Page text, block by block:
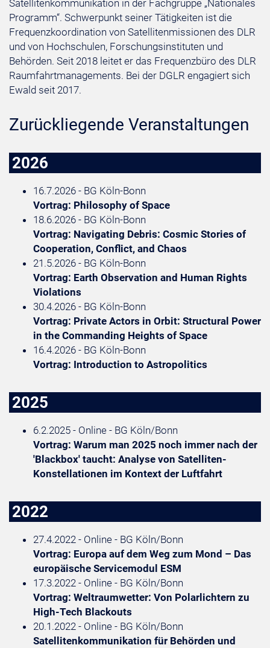
Satellitenkommunikation in der Fachgruppe „Nationales
Programm“. Schwerpunkt seiner Tätigkeiten ist die
Frequenzkoordination von Satellitenmissionen des DLR
und von Hochschulen, Forschungsinstituten und
Behörden. Seit 2018 leitet er das Frequenzbüro des DLR
Raumfahrtmanagements. Bei der DGLR engagiert sich
Ewald seit 2017.
Zurückliegende Veranstaltungen
2026
16.7.2026 - BG Köln-Bonn
Vortrag: Philosophy of Space
18.6.2026 - BG Köln-Bonn
Vortrag: Navigating Debris: Cosmic Stories of
Cooperation, Conflict, and Chaos
21.5.2026 - BG Köln-Bonn
Vortrag: Earth Observation and Human Rights
Violations
30.4.2026 - BG Köln-Bonn
Vortrag: Private Actors in Orbit: Structural Power
in the Commanding Heights of Space
16.4.2026 - BG Köln-Bonn
Vortrag: Introduction to Astropolitics
2025
6.2.2025 - Online - BG Köln/Bonn
Vortrag: Warum man 2025 noch immer nach der
'Blackbox' taucht: Analyse von Satelliten-
Konstellationen im Kontext der Luftfahrt
2022
27.4.2022 - Online - BG Köln/Bonn
Vortrag: Europa auf dem Weg zum Mond – Das
europäische Servicemodul ESM
17.3.2022 - Online - BG Köln/Bonn
Vortrag: Weltraumwetter: Von Polarlichtern zu
High-Tech Blackouts
20.1.2022 - Online - BG Köln/Bonn
Satellitenkommunikation für Behörden und